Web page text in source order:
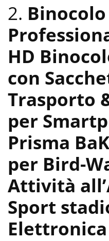
2. Binocolo
HD
con
Trasporto
per
Prisma
per Bird-
Attività
Sport
Elettronica